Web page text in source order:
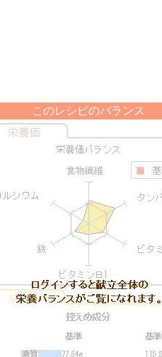
このレシピのバランス